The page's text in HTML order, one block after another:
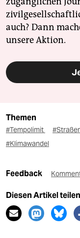
auch? Dann
unsere Aktion.
Themen
#Tempolimit
#Klimawandel
Feedback
Diesen Artikel teilen